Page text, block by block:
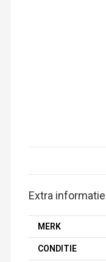
Extra informatie
MERK
CONDITIE